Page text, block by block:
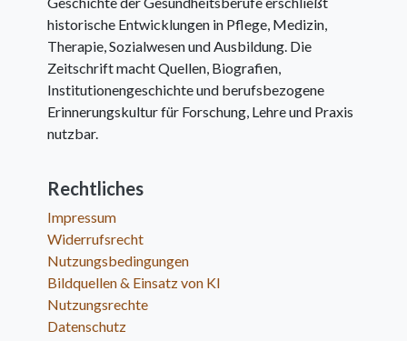
historische Entwicklungen in Pflege, Medizin,
Therapie, Sozialwesen und Ausbildung. Die
Zeitschrift macht Quellen, Biografien,
Institutionengeschichte und berufsbezogene
Erinnerungskultur für Forschung, Lehre und Praxis
nutzbar.
Rechtliches
Impressum
Widerrufsrecht
Nutzungsbedingungen
Bildquellen & Einsatz von KI
Nutzungsrechte
Datenschutz